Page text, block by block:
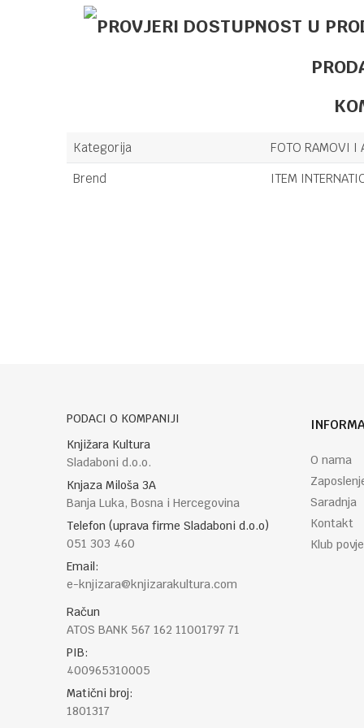
Kategorija
FOTO RAMOVI I
Brend
ITEM
PODACI O KOMPANIJI
Knjižara Kultura
Sladaboni d.o.o.
Knjaza Miloša 3A
Banja Luka, Bosna i Hercegovina
Telefon (uprava firme Sladaboni d.o.o)
051 303 460
Email:
e-knjizara@knjizarakultura.com
Račun
ATOS BANK 567 162 11001797 71
PIB:
400965310005
Matični broj:
1801317
O nama
Saradnja
Kontakt
Klub